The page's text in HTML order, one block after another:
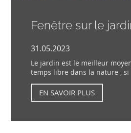
Fenêtre sur le
31.05.2023
Le jardin est le meilleur
temps libre dans la nature , si
EN SAVOIR PLUS